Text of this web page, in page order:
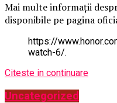
Mai multe informații
disponibile pe pagina
https://
watch-6/.
Citeste in continuare
Uncategorized